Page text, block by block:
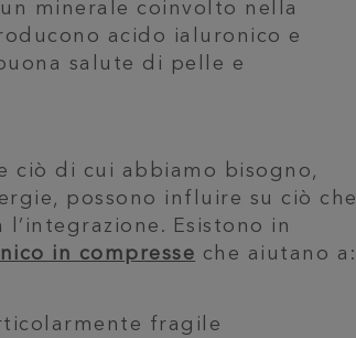
minerale coinvolto nella
acido ialuronico e
salute di pelle e
ciò di cui abbiamo bisogno,
possono influire su ciò
Esistono in
in compresse che aiutano
fragile